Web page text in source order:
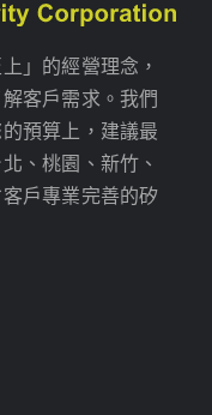
」的經營理念，
客戶需求。我們
預算上，建議最
、桃園、新竹、
戶專業完善的矽